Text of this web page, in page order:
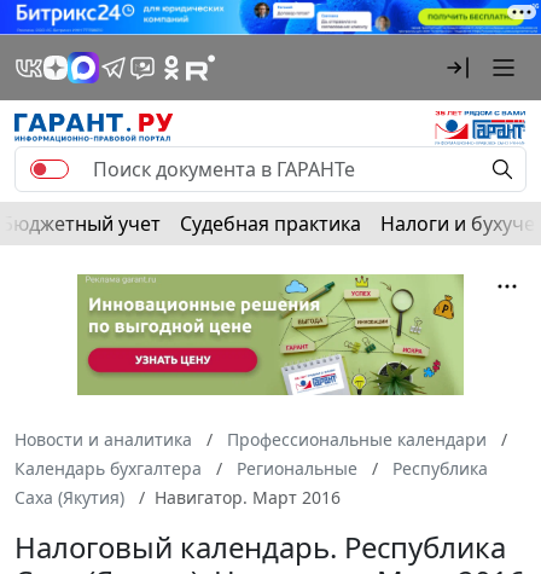
Бюджетный учет Судебная практика Налоги и
Новости и аналитика
Профессиональные календари
Календарь бухгалтера
Региональные
Республика
Саха (Якутия)
Навигатор. Март 2016
Налоговый календарь. Республика